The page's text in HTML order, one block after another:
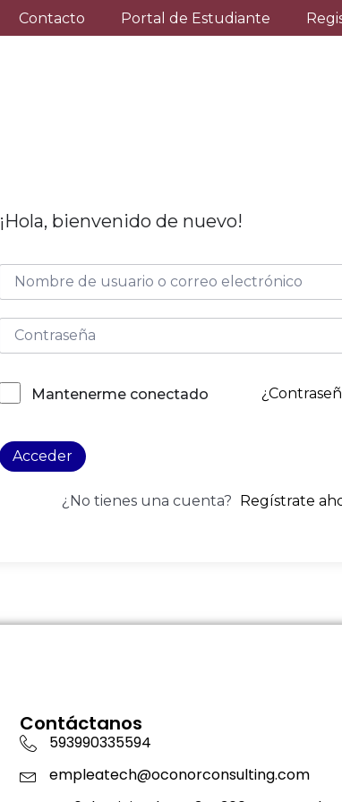
Contacto Portal de Estudiante
¡Hola, bienvenido de nuevo!
Mantenerme conectado
Acceder
¿No tienes una cuenta? Regístrate
Contáctanos
593990335594
empleatech@oconorconsulting.com